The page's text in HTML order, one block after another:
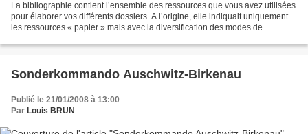
La bibliographie contient l’ensemble des ressources que vous avez utilisées
pour élaborer vos différents dossiers. A l’origine, elle indiquait uniquement
les ressources « papier » mais avec la diversification des modes de
Sonderkommando Auschwitz-Birkenau
Publié le 21/01/2008 à 13:00
Par Louis BRUN